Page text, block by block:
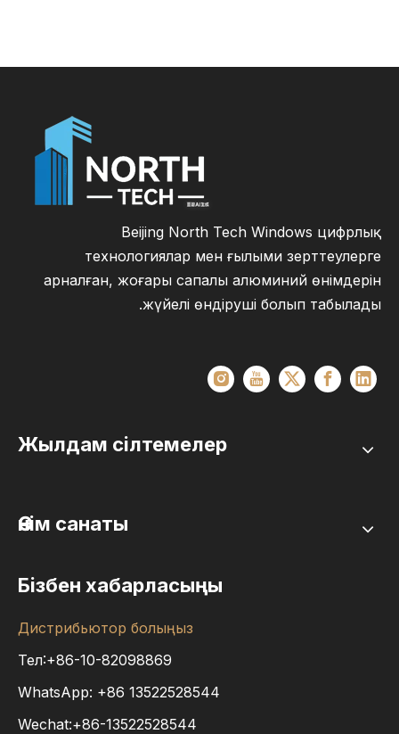
Beijing North Tech Windows цифрлық
технологиялар мен ғылыми зерттеулерге
арналған, жоғары сапалы алюминий өнімдерін
жүйелі өндіруші болып табылады.
Жылдам сілтемелер
Өнім санаты
Бізбен хабарласыңы
Дистрибьютор болыңыз
Тел:+86-10-82098869
WhatsApp: +86 13522528544
Wechat:+86-13522528544